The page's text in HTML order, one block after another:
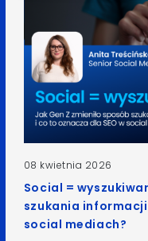
08 kwietnia 2026
Social =
szukania
social mediach?